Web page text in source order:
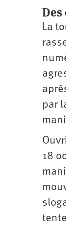
La
par
18